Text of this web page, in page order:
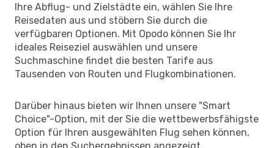
Ihre Abflug- und Zielstädte ein, wählen Sie Ihre
Reisedaten aus und stöbern Sie durch die
verfügbaren Optionen. Mit Opodo können Sie Ihr
ideales Reiseziel auswählen und unsere
Suchmaschine findet die besten Tarife aus
Tausenden von Routen und Flugkombinationen.
Darüber hinaus bieten wir Ihnen unsere "Smart
Choice"-Option, mit der Sie die wettbewerbsfähigste
Option für Ihren ausgewählten Flug sehen können,